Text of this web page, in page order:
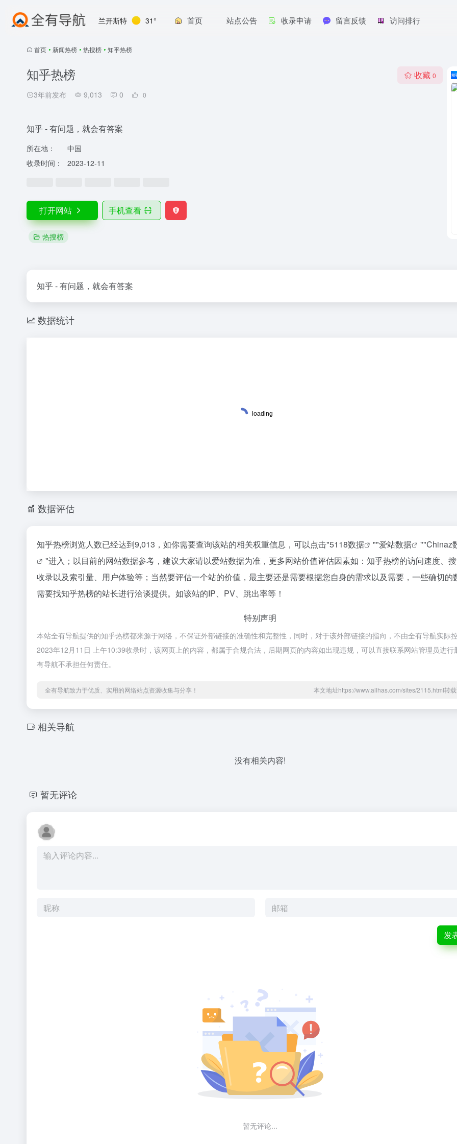
兰开斯特 31° 首页 站点公告 收录申请 留言反馈 访问排行
首页 • 新闻热榜 • 热搜榜 • 知乎热榜
知乎热榜
3年前发布 9,013 0 0
收藏 0
知乎 - 有问题，就会有答案
所在地：
中国
收录时间：
2023-12-11
打开网站 手机查看
热搜榜
知乎 - 有问题，就会有答案
数据统计
数据评估
知乎热榜浏览人数已经达到9,013，如你需要查询该站的相关权重信息，可以点击"5118数据 ""爱站数据 ""Chinaz
"进入；以目前的网站数据参考，建议大家请以爱站数据为准，更多网站价值评估因素如：知乎热榜的访问速度、
收录以及索引量、用户体验等；当然要评估一个站的价值，最主要还是需要根据您自身的需求以及需要，一些确切的
需要找知乎热榜的站长进行洽谈提供。如该站的IP、PV、跳出率等！
特别声明
本站全有导航提供的知乎热榜都来源于网络，不保证外部链接的准确性和完整性，同时，对于该外部链接的指向，不由全有导航实际
2023年12月11日 上午10:39收录时，该网页上的内容，都属于合规合法，后期网页的内容如出现违规，可以直接联系网站管理员进行
有导航不承担任何责任。
全有导航致力于优质、实用的网络站点资源收集与分享！ 本文地址https://www.allhas.com/sites/2115.html转
相关导航
没有相关内容!
暂无评论
发
暂无评论...